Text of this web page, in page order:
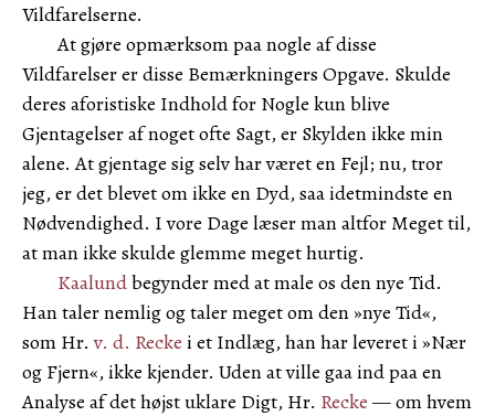
Vildfarelserne.
At gjøre opmærksom paa nogle af disse
Vildfarelser er disse Bemærkningers Opgave. Skulde
deres aforistiske Indhold for Nogle kun blive
Gjentagelser af noget ofte Sagt, er Skylden ikke min
alene. At gjentage sig selv har været en Fejl; nu, tror
jeg, er det blevet om ikke en Dyd, saa idetmindste en
Nødvendighed. I vore Dage læser man altfor Meget til,
at man ikke skulde glemme meget hurtig.
Kaalundbegynder med at male os den nye Tid.
Han taler nemlig og taler meget om den »nye Tid«,
som Hr.v. d. Recke i et Indlæg, han har leveret i »Nær
og Fjern«, ikke kjender. Uden at ville gaa ind paa en
Analyse af det højst uklare Digt, Hr. Recke — om hvem